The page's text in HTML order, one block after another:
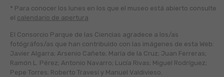
* Para conocer los lunes en los que el museo está abierto consulte
el calendario de apertura
El Consorcio Parque de las Ciencias agradece a los/as
fotógráfos/as que han contribuido con las imágenes de esta Web:
Javier Algarra; Arsenio Cañete; María de la Cruz; Juan Ferreras;
Ramón L. Pérez; Antonio Navarro; Lucía Rivas; Miguel Rodríguez;
Pepe Torres; Roberto Travesí y Manuel Valdivieso.